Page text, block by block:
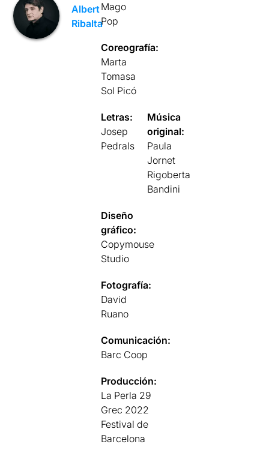
Albert
Ribalta
Mago
Pop
Coreografía:
Marta
Tomasa
Sol Picó
Letras:
Josep
Pedrals
Música
original:
Paula
Jornet
Rigoberta
Bandini
Diseño
gráfico:
Copymouse
Studio
Fotografía:
David
Ruano
Comunicación:
Barc Coop
Producción:
La Perla 29
Grec 2022
Festival de
Barcelona